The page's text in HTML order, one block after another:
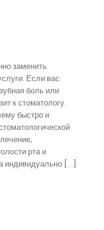
заменить
Если вас
боль или
к стоматологу.
быстро и
рта и
индивидуально […]